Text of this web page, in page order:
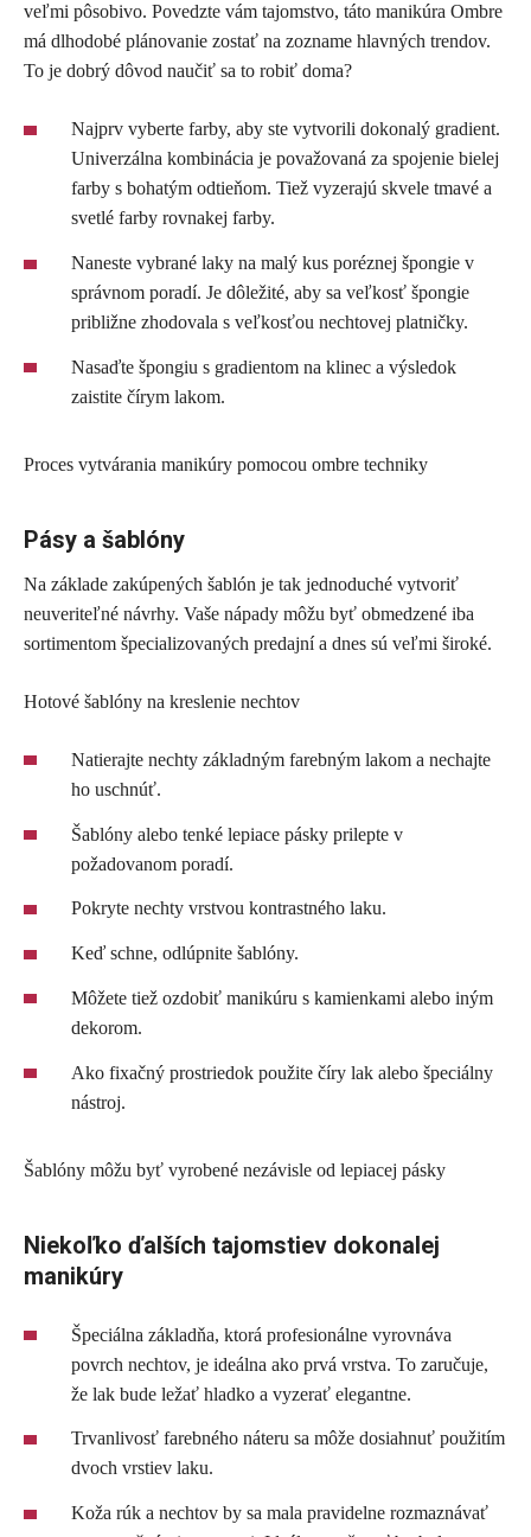
veľmi pôsobivo. Povedzte vám tajomstvo, táto manikúra Ombre
má dlhodobé plánovanie zostať na zozname hlavných trendov.
To je dobrý dôvod naučiť sa to robiť doma?
Najprv vyberte farby, aby ste vytvorili dokonalý gradient.
Univerzálna kombinácia je považovaná za spojenie bielej
farby s bohatým odtieňom. Tiež vyzerajú skvele tmavé a
svetlé farby rovnakej farby.
Naneste vybrané laky na malý kus poréznej špongie v
správnom poradí. Je dôležité, aby sa veľkosť špongie
približne zhodovala s veľkosťou nechtovej platničky.
Nasaďte špongiu s gradientom na klinec a výsledok
zaistite čírym lakom.
Proces vytvárania manikúry pomocou ombre techniky
Pásy a šablóny
Na základe zakúpených šablón je tak jednoduché vytvoriť
neuveriteľné návrhy. Vaše nápady môžu byť obmedzené iba
sortimentom špecializovaných predajní a dnes sú veľmi široké.
Hotové šablóny na kreslenie nechtov
Natierajte nechty základným farebným lakom a nechajte
ho uschnúť.
Šablóny alebo tenké lepiace pásky prilepte v
požadovanom poradí.
Pokryte nechty vrstvou kontrastného laku.
Keď schne, odlúpnite šablóny.
Môžete tiež ozdobiť manikúru s kamienkami alebo iným
dekorom.
Ako fixačný prostriedok použite číry lak alebo špeciálny
nástroj.
Šablóny môžu byť vyrobené nezávisle od lepiacej pásky
Niekoľko ďalších tajomstiev dokonalej
manikúry
Špeciálna základňa, ktorá profesionálne vyrovnáva
povrch nechtov, je ideálna ako prvá vrstva. To zaručuje,
že lak bude ležať hladko a vyzerať elegantne.
Trvanlivosť farebného náteru sa môže dosiahnuť použitím
dvoch vrstiev laku.
Koža rúk a nechtov by sa mala pravidelne rozmaznávať